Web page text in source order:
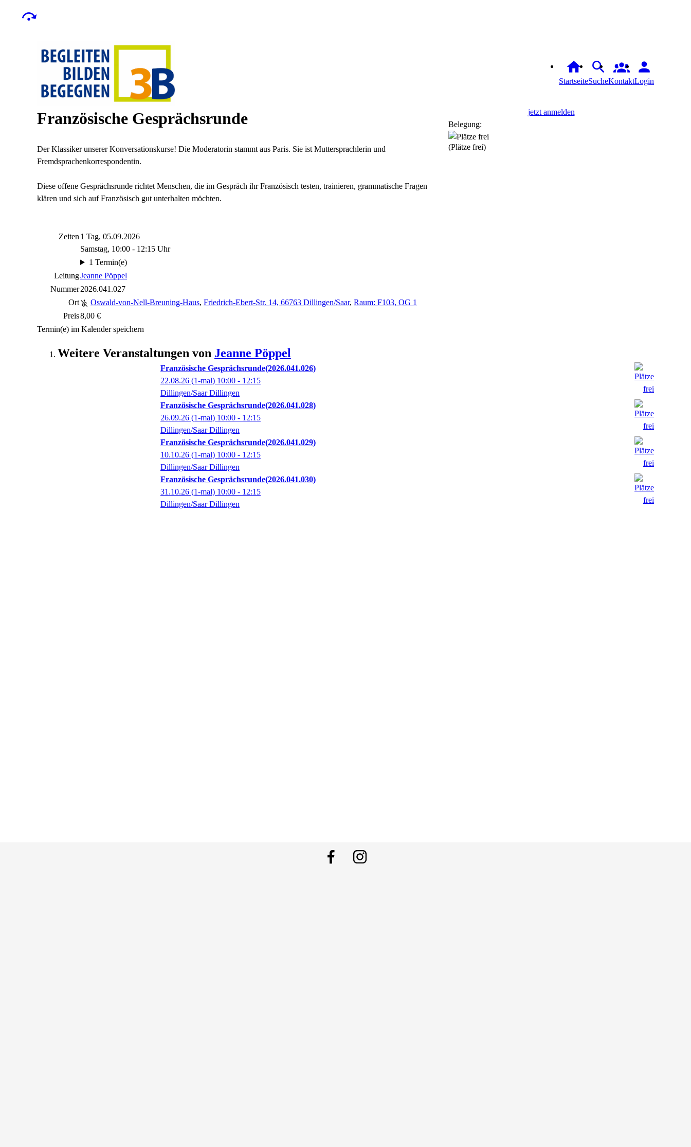
StartseiteSucheKontaktLogin
Französische Gesprächsrunde
Der Klassiker unserer Konversationskurse! Die Moderatorin stammt aus Paris. Sie ist Muttersprachlerin und
Fremdsprachenkorrespondentin.
Diese offene Gesprächsrunde richtet Menschen, die im Gespräch ihr Französisch testen, trainieren, grammatische Fragen
klären und sich auf Französisch gut unterhalten möchten.
Zeiten 1 Tag, 05.09.2026
Samstag, 10:00 - 12:15 Uhr
1 Termin(e)
LeitungJeanne Pöppel
Nummer2026.041.027
Ort
Oswald-von-Nell-Breuning-Haus, Friedrich-Ebert-Str. 14, 66763 Dillingen/Saar, Raum: F103, OG 1
Preis8,00 €
jetzt anmelden
Belegung:
(Plätze frei)
Termin(e) im Kalender speichern
Weitere Veranstaltungen von Jeanne Pöppel
Französische Gesprächsrunde 2026.041.026
22.08.26 (1-mal) 10:00 - 12:15
Dillingen/Saar Dillingen
Französische Gesprächsrunde 2026.041.028
26.09.26 (1-mal) 10:00 - 12:15
Dillingen/Saar Dillingen
Französische Gesprächsrunde 2026.041.029
10.10.26 (1-mal) 10:00 - 12:15
Dillingen/Saar Dillingen
Französische Gesprächsrunde 2026.041.030
31.10.26 (1-mal) 10:00 - 12:15
Dillingen/Saar Dillingen